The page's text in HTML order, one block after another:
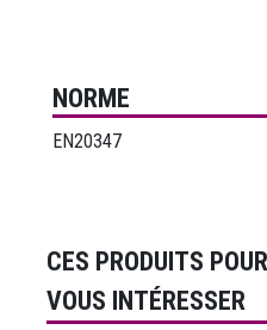
NORME
EN20347
CES PRODUITS
VOUS INTÉRESSER